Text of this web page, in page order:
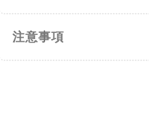
注意事項